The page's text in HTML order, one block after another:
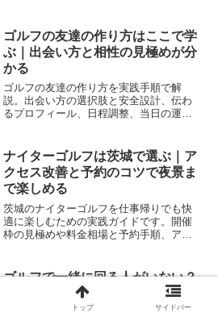
ゴルフの友達の作り方はここで学
ぶ｜出会い方と相性の見極めが分
かる
ゴルフの友達の作り方を実践手順で解
説。出会い方の選択肢と安全設計、伝わ
るプロフィール、日程調整、当日の運
ナイターゴルフは茨城で選ぶ｜ア
クセス改善と予約のコツで夜景ま
で楽しめる
茨城のナイターゴルフを仕事帰りでも快
適に楽しむための実践ガイドです。開催
枠の見極めや料金相場と予約手順、アク
向上を狙います。
ゴルフで一緒に回る人がいない？
一人予約と相手探しの実例で不安
トップ サイドバー